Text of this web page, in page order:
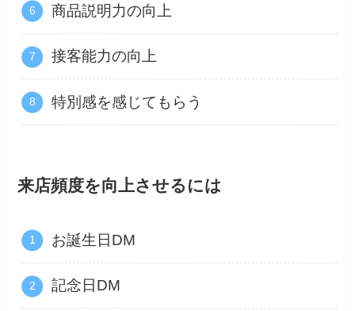
商品説明力の向上
接客能力の向上
特別感を感じてもらう
来店頻度を向上させるには
お誕生日DM
記念日DM